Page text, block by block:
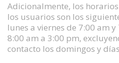
Adicionalmente, los
los usuarios son los
lunes a viernes de 7:00 am
8:00 am a 3:00 pm,
contacto los domingos y